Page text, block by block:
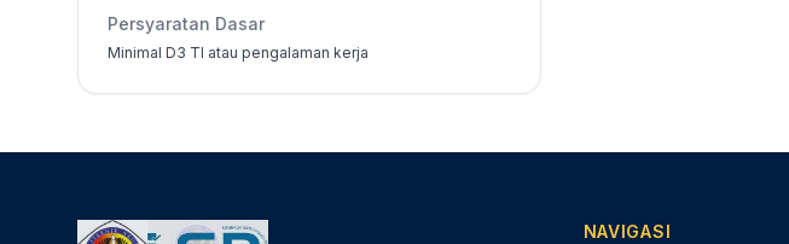
Persyaratan Dasar
Minimal D3 TI atau pengalaman kerja
NAVIGASI